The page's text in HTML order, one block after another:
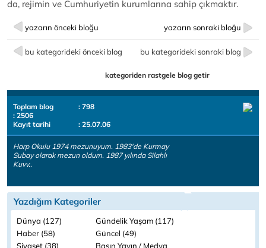
da, rejimin ve Cumhuriyetin kurumlarına sahip çıkmaktır.
yazarın önceki bloğu yazarın sonraki bloğu
bu kategorideki önceki blog bu kategorideki sonraki blog
kategoriden rastgele blog getir
Toplam blog
: 798
: 2506
Kayıt tarihi
: 25.07.06
Harp Okulu 1974 mezunuyum. 1983'de Kurmay
Subay olarak mezun oldum. 1987 yılında Silahlı
Kuvv..
Yazdığım Kategoriler
Dünya (127)
Gündelik Yaşam (117)
Haber (58)
Güncel (49)
Siyaset (38)
Basın Yayın / Medya